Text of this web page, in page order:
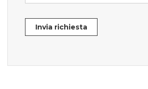
Invia richiesta